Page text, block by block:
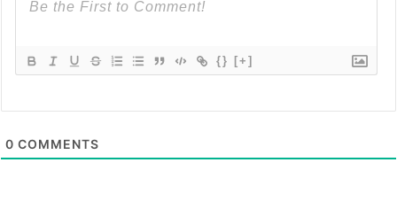
{} [+]
0 COMMENTS